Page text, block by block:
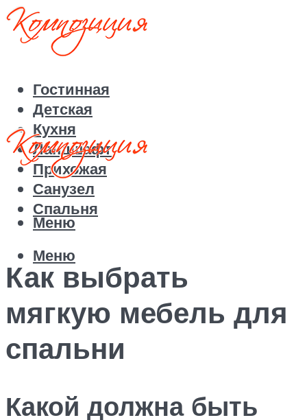
Гостинная
Детская
Кухня
Ландшафт
Прихожая
Санузел
Спальня
Меню
Меню
Как выбрать
мягкую мебель для
спальни
Какой должна быть